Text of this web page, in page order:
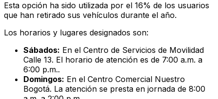
Esta opción ha sido utilizada por el 16% de los usuarios
que han retirado sus vehículos durante el año.
Los horarios y lugares designados son:
Sábados: En el Centro de Servicios de Movilidad
Calle 13. El horario de atención es de 7:00 a.m. a
6:00 p.m..
Domingos: En el Centro Comercial Nuestro
Bogotá. La atención se presta en jornada de 8:00